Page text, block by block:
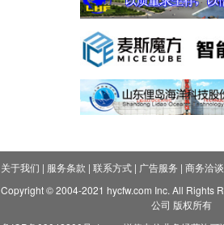
关于我们 | 服务条款 | 联系方式| 广告服务 | 商务洽谈
Copyright © 2004-2021 hycfw.com Inc. All Rights
公司 版权所有